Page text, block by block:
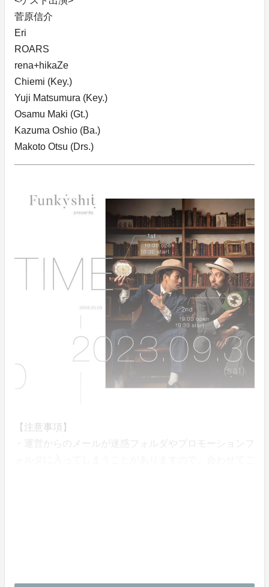
菅原信介
Eri
ROARS
rena+hikaZe
Chiemi (Key.)
Yuji Matsumura (Key.)
Osamu Maki (Gt.)
Kazuma Oshio (Ba.)
Makoto Otsu (Drs.)
【注意事項】
・運営からのメールが迷惑フォルダやプロモーションフ